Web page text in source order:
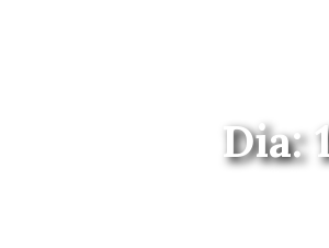
Dia: